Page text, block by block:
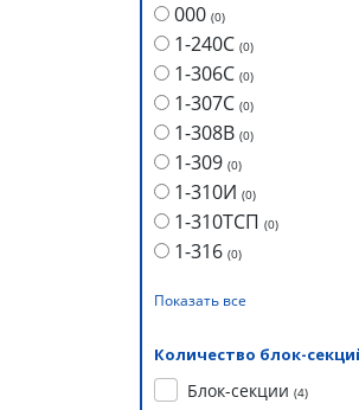
000 (0)
1-240С (0)
1-306С (0)
1-307С (0)
1-308В (0)
1-309 (0)
1-310И (0)
1-310ТСП (0)
1-316 (0)
Показать все
Количество блок-
Блок-секции (4)